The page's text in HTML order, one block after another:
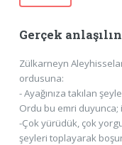
Gerçek
Zülkarneyn
ordusuna:
- Ayağınıza takılan
Ordu bu emri
-Çok yürüdük, çok
şeyleri toplayarak